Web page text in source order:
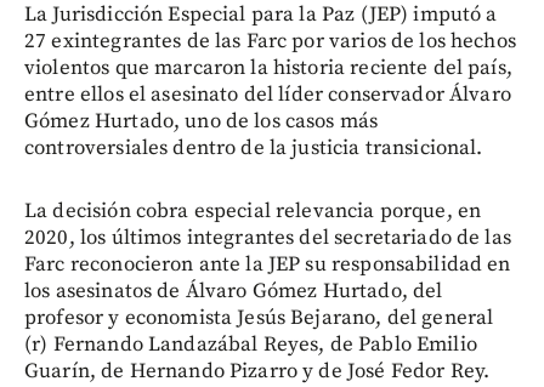
La Jurisdicción Especial para la Paz (JEP) imputó a
27 exintegrantes de las Farc por varios de los hechos
violentos que marcaron la historia reciente del país,
entre ellos el asesinato del líder conservador Álvaro
Gómez Hurtado, uno de los casos más
controversiales dentro de la justicia transicional.
La decisión cobra especial relevancia porque, en
2020, los últimos integrantes del secretariado de las
Farc reconocieron ante la JEP su responsabilidad en
los asesinatos de Álvaro Gómez Hurtado, del
profesor y economista Jesús Bejarano, del general
(r) Fernando Landazábal Reyes, de Pablo Emilio
Guarín, de Hernando Pizarro y de José Fedor Rey.